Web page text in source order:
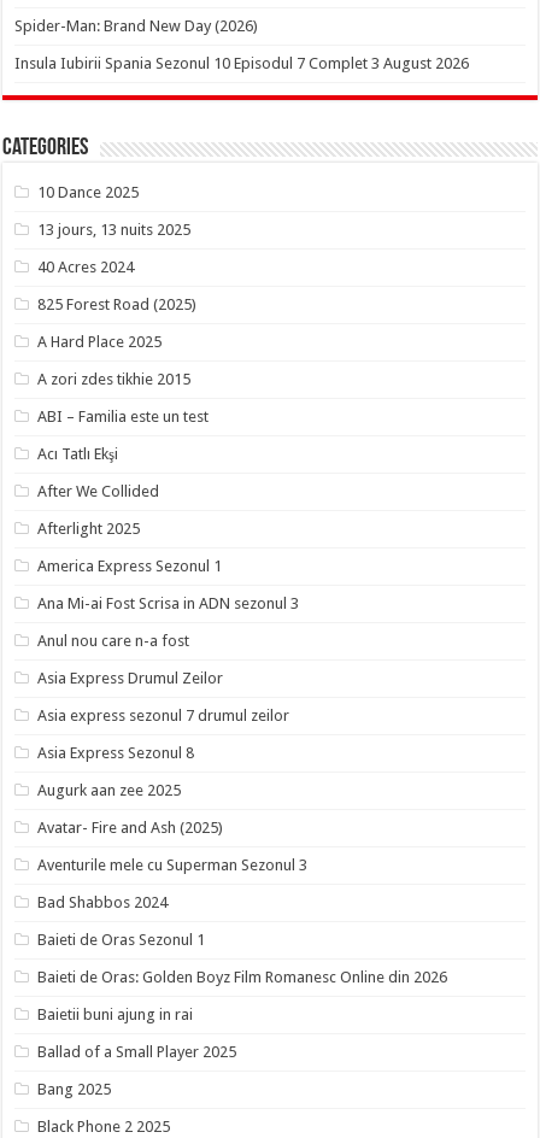
Spider-Man: Brand New Day (2026)
Insula Iubirii Spania Sezonul 10 Episodul 7 Complet 3 August 2026
Categories
10 Dance 2025
13 jours, 13 nuits 2025
40 Acres 2024
825 Forest Road (2025)
A Hard Place 2025
A zori zdes tikhie 2015
ABI – Familia este un test
Acı Tatlı Ekşi
After We Collided
Afterlight 2025
America Express Sezonul 1
Ana Mi-ai Fost Scrisa in ADN sezonul 3
Anul nou care n-a fost
Asia Express Drumul Zeilor
Asia express sezonul 7 drumul zeilor
Asia Express Sezonul 8
Augurk aan zee 2025
Avatar- Fire and Ash (2025)
Aventurile mele cu Superman Sezonul 3
Bad Shabbos 2024
Baieti de Oras Sezonul 1
Baieti de Oras: Golden Boyz Film Romanesc Online din 2026
Baietii buni ajung in rai
Ballad of a Small Player 2025
Bang 2025
Black Phone 2 2025